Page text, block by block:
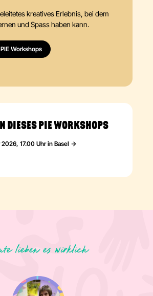
kreatives Erlebnis, bei dem
und Spass haben kann.
Workshops
DIESES PIE WORKSHOPS
17.00 Uhr in Basel
lieben es wirklich